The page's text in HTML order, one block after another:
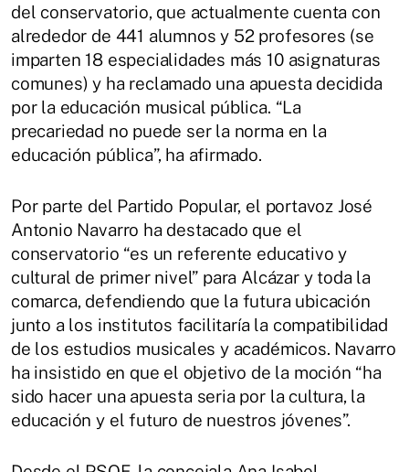
del conservatorio, que actualmente cuenta con
alrededor de 441 alumnos y 52 profesores (se
imparten 18 especialidades más 10 asignaturas
comunes) y ha reclamado una apuesta decidida
por la educación musical pública. “La
precariedad no puede ser la norma en la
educación pública”, ha afirmado.
Por parte del Partido Popular, el portavoz José
Antonio Navarro ha destacado que el
conservatorio “es un referente educativo y
cultural de primer nivel” para Alcázar y toda la
comarca, defendiendo que la futura ubicación
junto a los institutos facilitaría la compatibilidad
de los estudios musicales y académicos. Navarro
ha insistido en que el objetivo de la moción “ha
sido hacer una apuesta seria por la cultura, la
educación y el futuro de nuestros jóvenes”.